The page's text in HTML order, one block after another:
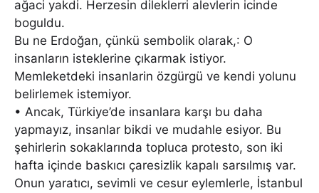
ağaci yakdi. Herzesin dileklerri alevlerin icinde
boguldu.
Bu ne Erdoğan, çünkü sembolik olarak,: O
insanların isteklerine çıkarmak istiyor.
Memleketdeki insanlarin özgürgü ve kendi yolunu
belirlemek istemiyor.
• Ancak, Türkiye’de insanlara karşı bu daha
yapmayız, insanlar bikdi ve mudahle esiyor. Bu
şehirlerin sokaklarında topluca protesto, son iki
hafta içinde baskıcı çaresizlik kapalı sarsılmış var.
Onun yaratıcı, sevimli ve cesur eylemlerle, İstanbul